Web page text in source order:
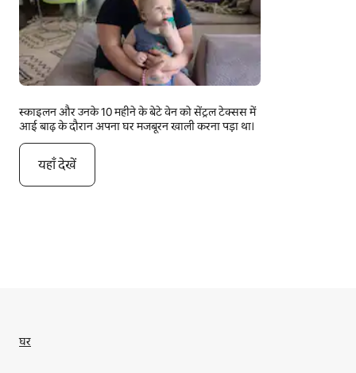
स्काइलन और उनके 10 महीने के बेटे वेन को सेंट्रल टेक्सस में
आई बाढ़ के दौरान अपना घर मजबूरन खाली करना पड़ा था।
यहाँ देखें
घर